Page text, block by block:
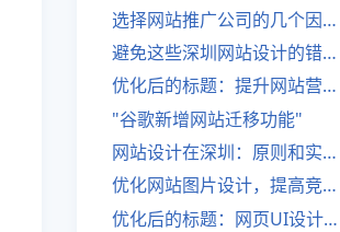
选择网站推广公司的几个因素
避免这些深圳网站设计的错误
优化后的标题：提升网站营销绩效的策略
"谷歌新增网站迁移功能"
网站设计在深圳：原则和实践
优化网站图片设计，提高竞争力
优化后的标题：网页UI设计与APP UI设计应用软件